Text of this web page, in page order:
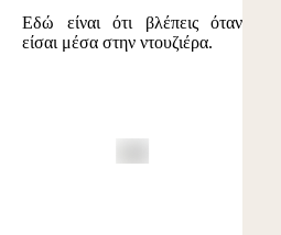
Εδώ είναι ότι βλέπεις όταν
είσαι μέσα στην ντουζιέρα.